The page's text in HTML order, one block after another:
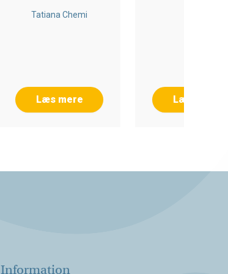
Tatiana Chemi
Læs mere Læs mere
Information